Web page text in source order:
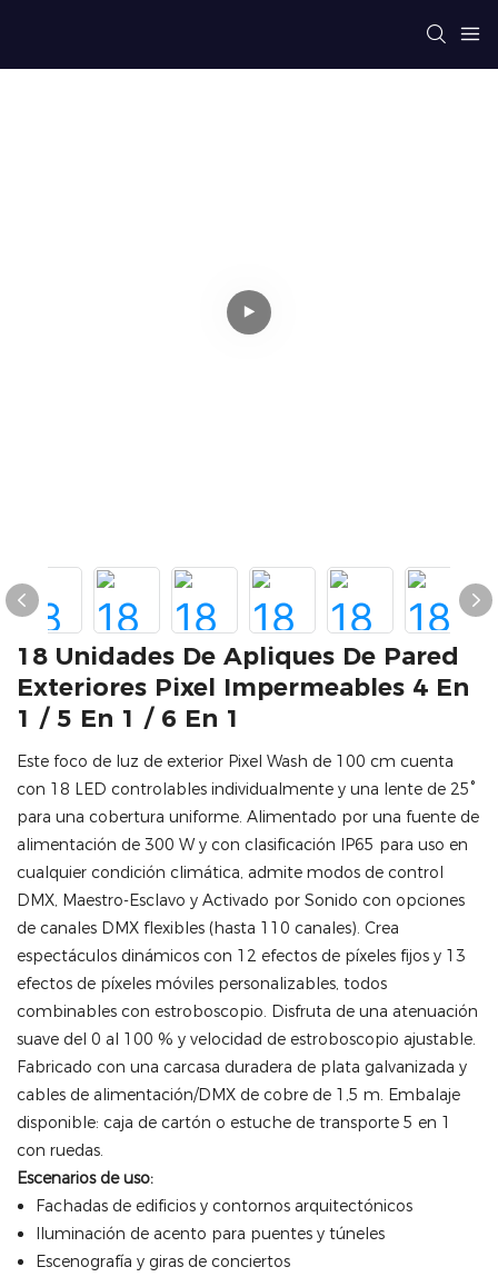
18 Unidades De Apliques De Pared
Exteriores Pixel Impermeables 4 En
1 / 5 En 1 / 6 En 1
Este foco de luz de exterior Pixel Wash de 100 cm cuenta
con 18 LED controlables individualmente y una lente de 25°
para una cobertura uniforme. Alimentado por una fuente de
alimentación de 300 W y con clasificación IP65 para uso en
cualquier condición climática, admite modos de control
DMX, Maestro-Esclavo y Activado por Sonido con opciones
de canales DMX flexibles (hasta 110 canales). Crea
espectáculos dinámicos con 12 efectos de píxeles fijos y 13
efectos de píxeles móviles personalizables, todos
combinables con estroboscopio. Disfruta de una atenuación
suave del 0 al 100 % y velocidad de estroboscopio ajustable.
Fabricado con una carcasa duradera de plata galvanizada y
cables de alimentación/DMX de cobre de 1,5 m. Embalaje
disponible: caja de cartón o estuche de transporte 5 en 1
con ruedas.
Escenarios de uso:
Fachadas de edificios y contornos arquitectónicos
Iluminación de acento para puentes y túneles
Escenografía y giras de conciertos